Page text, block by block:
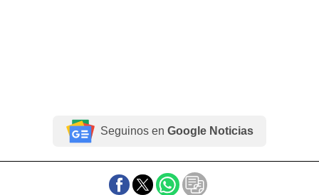
Seguinos en Google Noticias